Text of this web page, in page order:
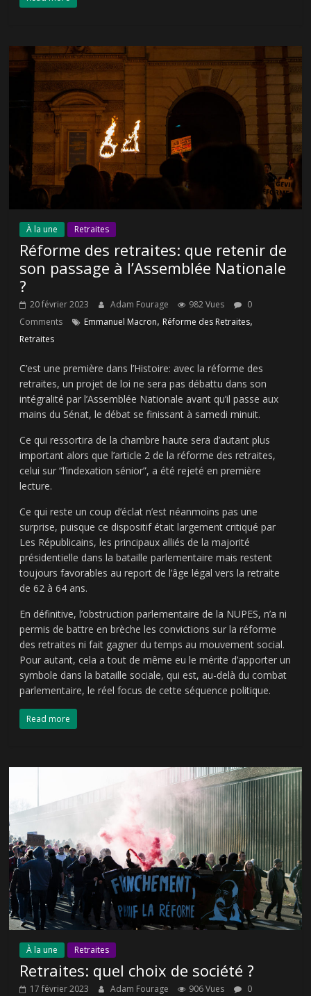
À la une Retraites
Réforme des retraites: que retenir de
son passage à l’Assemblée Nationale
?
20 février 2023 Adam Fourage 982 Vues
0
Comments
Emmanuel Macron, Réforme des Retraites,
Retraites
C’est une première dans l’Histoire: avec la réforme des
retraites, un projet de loi ne sera pas débattu dans son
intégralité par l’Assemblée Nationale avant qu’il passe aux
mains du Sénat, le débat se finissant à samedi minuit.
Ce qui ressortira de la chambre haute sera d’autant plus
important alors que l’article 2 de la réforme des retraites,
celui sur “l’indexation sénior”, a été rejeté en première
lecture.
Ce qui reste un coup d’éclat n’est néanmoins pas une
surprise, puisque ce dispositif était largement critiqué par
Les Républicains, les principaux alliés de la majorité
présidentielle dans la bataille parlementaire mais restent
toujours favorables au report de l’âge légal vers la retraite
de 62 à 64 ans.
En définitive, l’obstruction parlementaire de la NUPES, n’a ni
permis de battre en brèche les convictions sur la réforme
des retraites ni fait gagner du temps au mouvement social.
Pour autant, cela a tout de même eu le mérite d’apporter un
symbole dans la bataille sociale, qui est, au-delà du combat
parlementaire, le réel focus de cette séquence politique.
Read more
À la une Retraites
Retraites: quel choix de société ?
17 février 2023 Adam Fourage 906 Vues
0